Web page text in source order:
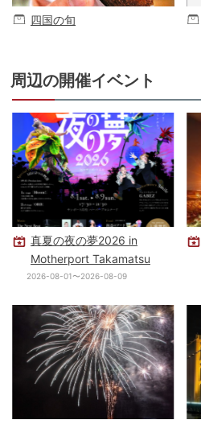
四国の旬
周辺の開催イベント
真夏の夜の夢2026 in
Motherport Takamatsu
2026-08-01〜2026-08-09